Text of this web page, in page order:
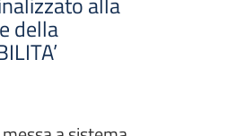
della